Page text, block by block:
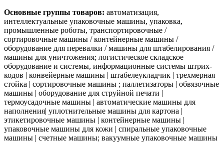
Основные группы товаров: автоматизация,
интеллектуальные упаковочные машины, упаковка,
промышленные роботы, транспортировочные /
сортировочные машины / контейнерные машины /
оборудование для перевалки / машины для штабелирования /
машины для уничтожения; логистическое складское
оборудование и системы, информационные системы штрих-
кодов | конвейерные машины | штабелеукладчик | трехмерная
стойка | сортировочные машины ; паллетизаторы | обвязочные
машины | оборудование для струйной печати |
термоусадочные машины | автоматические машины для
наполнения| уплотнительные машины для картона |
этикетировочные машины | контейнерные машины |
упаковочные машины для кожи | спиральные упаковочные
машины | счетные машины; вакуумные упаковочные машины